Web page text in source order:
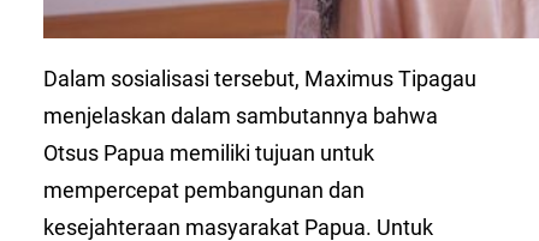
Dalam sosialisasi tersebut, Maximus Tipagau
menjelaskan dalam sambutannya bahwa
Otsus Papua memiliki tujuan untuk
mempercepat pembangunan dan
kesejahteraan masyarakat Papua. Untuk